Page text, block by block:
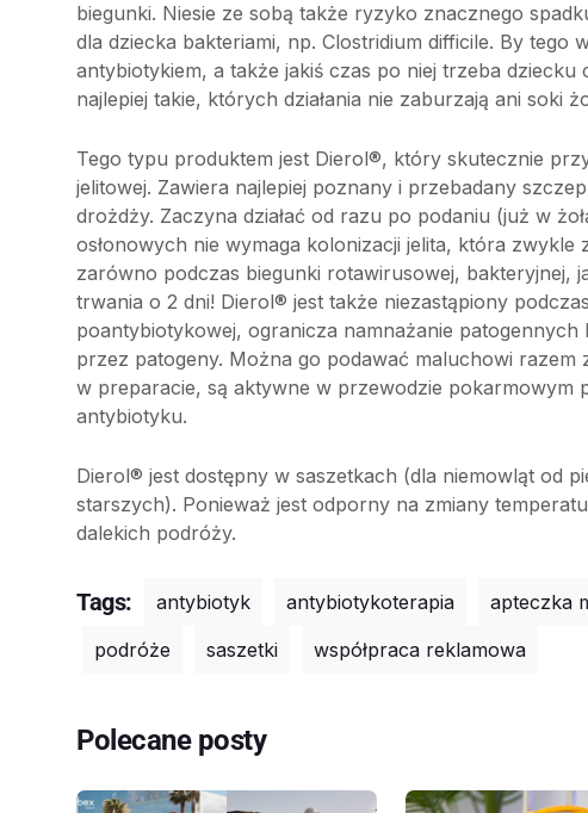
biegunki. Niesie ze sobą także ryzyko znacznego
dla dziecka bakteriami, np. Clostridium difficile. By tego
antybiotykiem, a także jakiś czas po niej trzeba
najlepiej takie, których działania nie zaburzają ani soki
Tego typu produktem jest Dierol®, który skutecznie
jelitowej. Zawiera najlepiej poznany i przebadany
drożdży. Zaczyna działać od razu po podaniu (już w
osłonowych nie wymaga kolonizacji jelita, która zwykle
zarówno podczas biegunki rotawirusowej, bakteryjnej,
trwania o 2 dni! Dierol® jest także niezastąpiony
poantybiotykowej, ogranicza namnażanie
przez patogeny. Można go podawać maluchowi
w preparacie, są aktywne w przewodzie pokarmowym
antybiotyku.
Dierol® jest dostępny w saszetkach (dla niemowląt od
starszych). Ponieważ jest odporny na zmiany
dalekich podróży.
Tags: antybiotyk antybiotykoterapia apteczka
podróże
saszetki współpraca reklamowa
Polecane posty